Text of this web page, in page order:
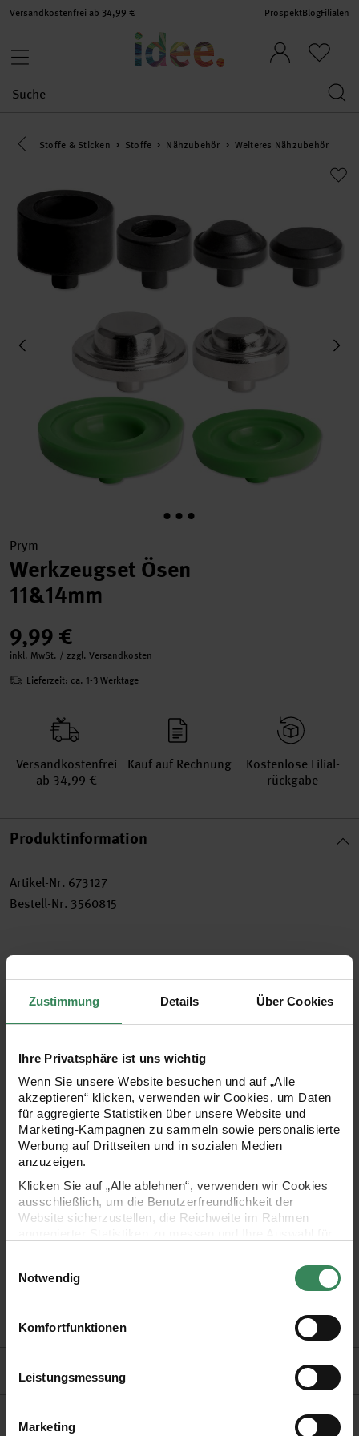
Zustimmung Details Über Cookies
Ihre Privatsphäre ist uns wichtig
Wenn Sie unsere Website besuchen und auf „Alle
akzeptieren“ klicken, verwenden wir Cookies, um Daten
für aggregierte Statistiken über unsere Website und
Marketing-Kampagnen zu sammeln sowie personalisierte
Werbung auf Drittseiten und in sozialen Medien
anzuzeigen.
Klicken Sie auf „Alle ablehnen“, verwenden wir Cookies
ausschließlich, um die Benutzerfreundlichkeit der
Website sicherzustellen, die Reichweite im Rahmen
Ihre Einwilligung ist freiwillig und kann jederzeit über den
Link „Cookie-Einstellungen“ im Fußbereich der Seite
verwendeten Technologien und den Empfängern der
Daten finden Sie in unserer Datenschutzerklärung.
Notwendig
Komfortfunktionen
Leistungsmessung
Marketing
Versandkostenfrei ab 34,99 € ProspektBlogFilialen
Eine Kategorie zurück navigieren
Stoffe & Sticken Stoffe Nähzubehör Weiteres Nähzubehör
Prym
Werkzeugset Ösen
11&14mm
9,99 €
inkl. MwSt. / zzgl. Versandkosten
Lieferzeit: ca. 1-3 Werktage
Versand­kosten­frei
ab 34,99 €
Kauf auf Rechnung
Kosten­lose Filial­
rückgabe
Produktinformation
Artikel-Nr. 673127
Bestell-Nr. 3560815
Produktbeschreibung
Prym Ösen mit einem Durchmesser von 11 und 14 mm lassen
Werkzeuge aus Metall und Kunststoff in das Vario Creative
Tool einsetzen, schon kann der Stoff zunächst gelocht und
dann mit den separat erhältlichen Ösen verziert werden.
- Werkzeugset für Ösen mit einem Durchmesser von 11 und
14mm
- Inhalt: 4 Stanzwerkzeuge, Verarbeitungswerkzeuge und